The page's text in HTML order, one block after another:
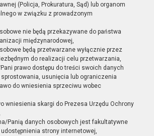
(Policja, Prokuratura, Sąd) lub organom
w związku z prowadzonym
nie będą przekazywane do państwa
międzynarodowej,
będą przetwarzane wyłącznie przez
do realizacji celu przetwarzania,
prawo dostępu do treści swoich danych
usunięcia lub ograniczenia
do wniesienia sprzeciwu wobec
wniesienia skargi do Prezesa Urzędu Ochrony
Panią danych osobowych jest fakultatywne
strony internetowej,